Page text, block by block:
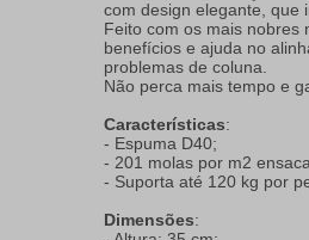
com design elegante, que
Feito com os mais nobres
benefícios e ajuda no
problemas de coluna.
Não perca mais tempo e
Características:
- Espuma D40;
- 201 molas por m2
- Suporta até 120 kg por
Dimensões: